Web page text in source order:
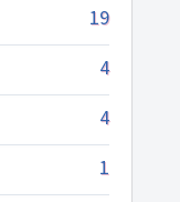
19
4
4
1